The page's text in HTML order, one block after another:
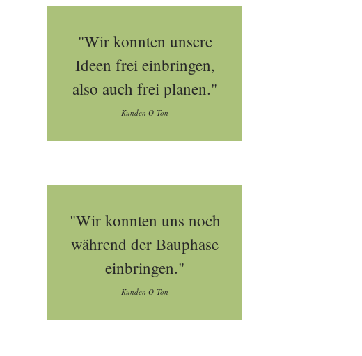
"Wir konnten unsere
Ideen frei einbringen,
also auch frei planen."
Kunden O-Ton
"Wir konnten uns noch
während der Bauphase
einbringen."
Kunden O-Ton